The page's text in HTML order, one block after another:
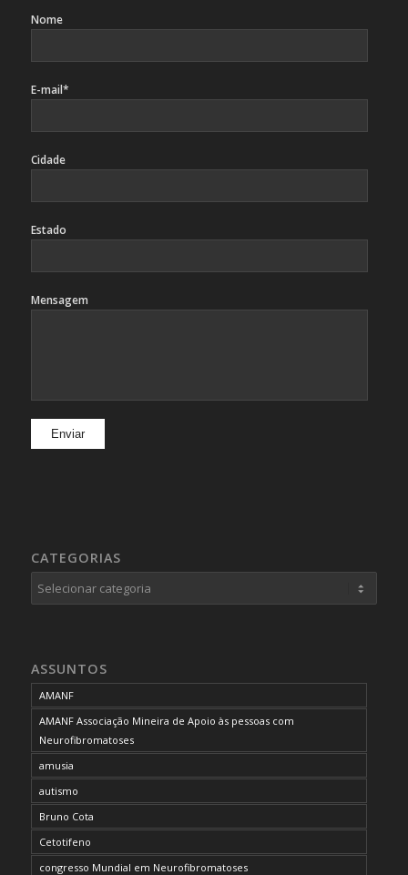
Nome
E-mail*
Cidade
Estado
Mensagem
CATEGORIAS
Categorias
ASSUNTOS
AMANF
AMANF Associação Mineira de Apoio às pessoas com
Neurofibromatoses
amusia
autismo
Bruno Cota
Cetotifeno
congresso Mundial em Neurofibromatoses